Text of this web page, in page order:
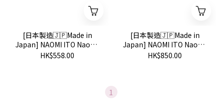
[日本製造🇯🇵Made in
Japan] NAOMI ITO Naomi
Ito Mama & Baby Cushion
HK$558.00
[日本製造🇯🇵Made in
Japan] NAOMI ITO Naomi
Ito Mama & Baby Cushion
HK$850.00
1